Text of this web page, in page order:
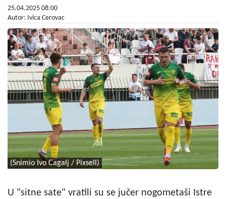
25.04.2025 08:00
Autor: Ivica Cerovac
(Snimio Ivo Cagalj / Pixsell)
U "sitne sate" vratili su se jučer nogometaši Istre